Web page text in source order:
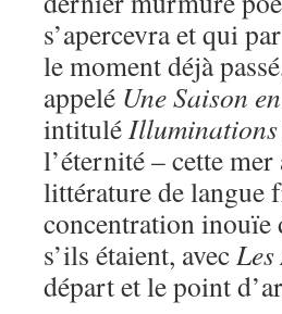
s’apercevra et qui
le moment déjà
appelé Une Saison
intituléIlluminations
l’éternité – cette
littérature de langue
concentration inouïe
s’ils étaient, avec
départ et le point